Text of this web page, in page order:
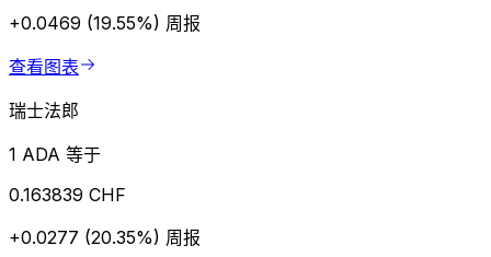
+0.0469 (19.55%) 周报
查看图表
瑞士法郎
1 ADA 等于
0.163839 CHF
+0.0277 (20.35%) 周报